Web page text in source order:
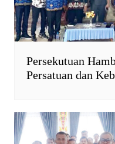
Persekutuan
Persatuan dan